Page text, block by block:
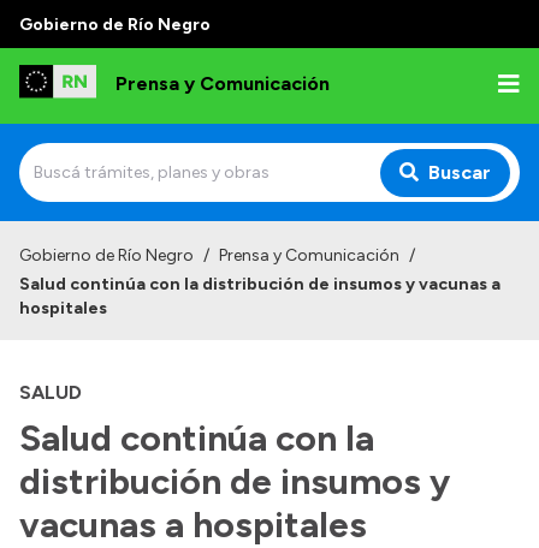
Gobierno de Río Negro
Prensa y Comunicación
Buscar
Institucional
Referentes de prensa
Archivo de noticias
Transparencia
Gobierno de Río Negro / Prensa y Comunicación /
Salud continúa con la distribución de insumos y vacunas a
hospitales
SALUD
Salud continúa con la
distribución de insumos y
vacunas a hospitales